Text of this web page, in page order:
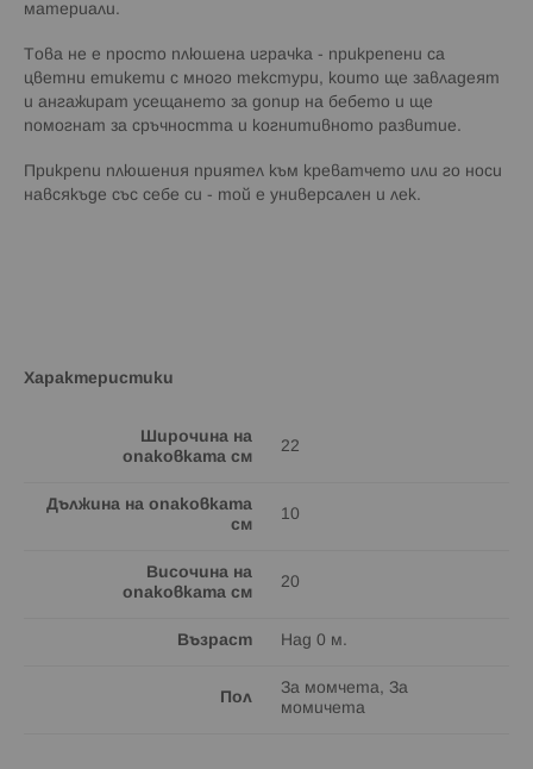
материали.
Това не е просто плюшена играчка - прикрепени са
цветни етикети с много текстури, които ще завладеят
и ангажират усещането за допир на бебето и ще
помогнат за сръчността и когнитивното развитие.
Прикрепи плюшения приятел към креватчето или го носи
навсякъде със себе си - той е универсален и лек.
Характеристики
Широчина на
опаковката см
22
Дължина на опаковката
см
10
Височина на
опаковката см
20
Възраст Над 0 м.
Пол
За момчета, За
момичета